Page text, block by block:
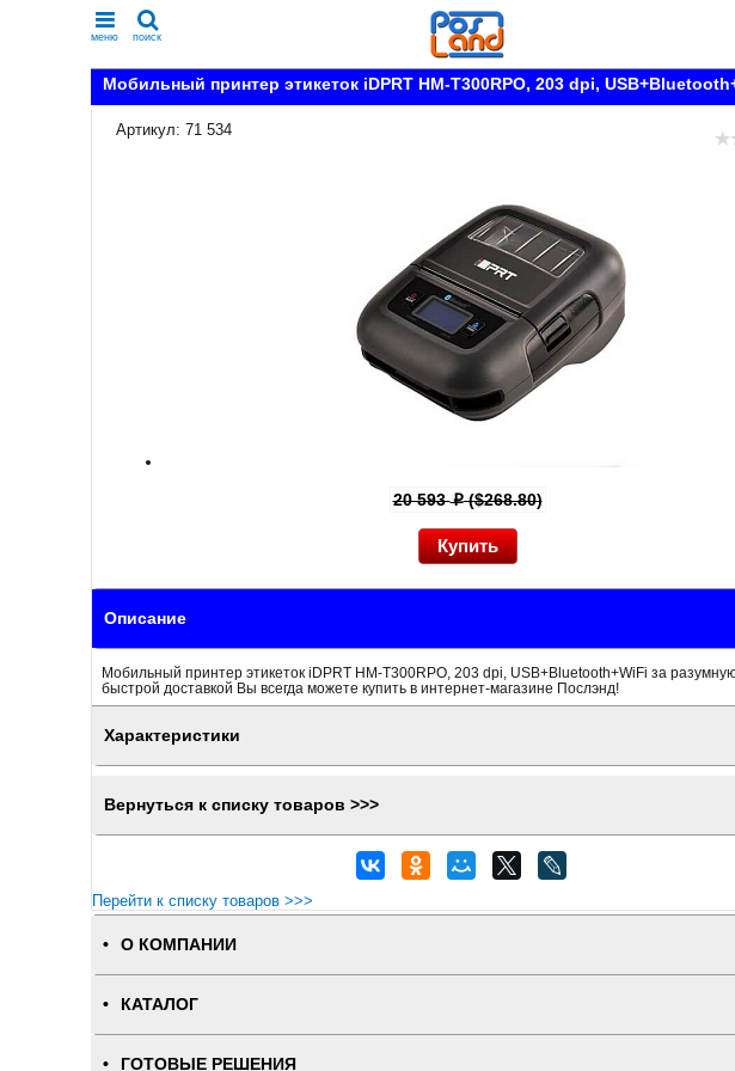
меню поиск
Мобильный принтер этикеток iDPRT HM-T300RPO, 203 dpi,
Артикул: 71 534
20 593p($268.80)
Описание
Мобильный принтер этикеток iDPRT HM-T300RPO, 203 dpi, USB+Bluetooth+WiFi за
быстрой доставкой Вы всегда можете купить в интернет-магазине Послэнд!
Характеристики
Вернуться к списку товаров >>>
Перейти к списку товаров >>>
О КОМПАНИИ
КАТАЛОГ
ГОТОВЫЕ РЕШЕНИЯ